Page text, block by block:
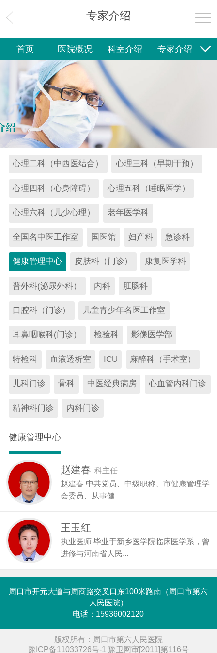
就诊流程 门诊安排 就诊须知 坐诊信息
来院路线 医保服务 电话查询
社区卫生
新闻中心
医院公告 六院快讯 其他公告
护理教育
健康教育
承办杂志 教学工作 进修实习 科研动态
学术交流 住院医师规培
专家介绍
首页 医院概况 科室介绍 专家介绍
就诊指南 社区卫生 新闻中心
健康教育 党建专区 院务公开
心理二科（中西医结合） 心理三科（早期干预）
心理四科（心身障碍） 心理五科（睡眠医学）
心理六科（儿少心理） 老年医学科
全国名中医工作室 国医馆 妇产科 急诊科
健康管理中心 皮肤科（门诊） 康复医学科
普外科(泌尿外科） 内科 肛肠科
口腔科（门诊） 儿童青少年名医工作室
耳鼻咽喉科(门诊） 检验科 影像医学部
特检科 血液透析室 ICU 麻醉科（手术室）
儿科门诊 骨科 中医经典病房 心血管内科门诊
精神科门诊 内科门诊
健康管理中心
赵建春 科主任
赵建春 中共党员、中级职称、市健康管理学
会委员、从事健...
王玉红
执业医师 毕业于新乡医学院临床医学系，曾
进修与河南省人民...
周口市开元大道与周商路交叉口东100米路南（周口市第六
人民医院）
电话：15936002120
版权所有：周口市第六人民医院
豫ICP备11033726号-1 豫卫网审[2011]第116号